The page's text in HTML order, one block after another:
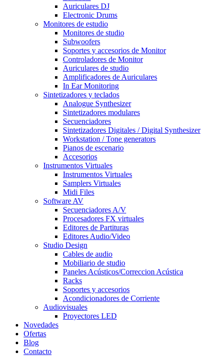
Auriculares DJ
Electronic Drums
Monitores de estudio
Monitores de studio
Subwoofers
Soportes y accesorios de Monitor
Controladores de Monitor
Auriculares de studio
Amplificadores de Auriculares
In Ear Monitoring
Sintetizadores y teclados
Analogue Synthesizer
Sintetizadores modulares
Secuenciadores
Sintetizadores Digitales / Digital Synthesizer
Workstation / Tone generators
Pianos de escenario
Accesorios
Instrumentos Virtuales
Instrumentos Virtuales
Samplers Virtuales
Midi Files
Software AV
Secuenciadores A/V
Procesadores FX virtuales
Editores de Partituras
Editores Audio/Video
Studio Design
Cables de audio
Mobiliario de studio
Paneles Acústicos/Correccion Acústica
Racks
Soportes y accesorios
Acondicionadores de Corriente
Audiovisuales
Proyectores LED
Novedades
Ofertas
Blog
Contacto